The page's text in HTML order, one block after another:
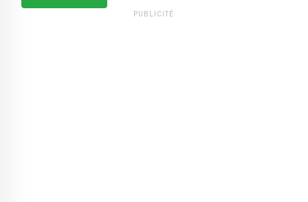
PUBLICITÉ